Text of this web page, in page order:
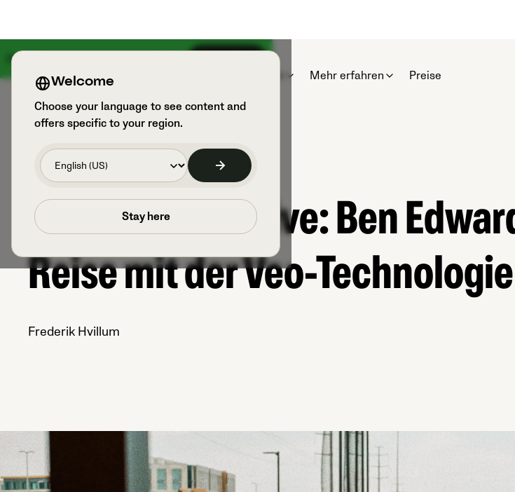
Am 18. August kommt etwas Großes
Produkte
Mehr erfahren Preise
Welcome
Choose your language to see content and
offers specific to your region.
Stay here
Elternperspektive: Ben
Reise mit der Veo-Technologie
Frederik Hvillum